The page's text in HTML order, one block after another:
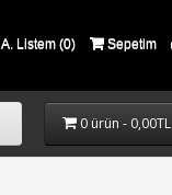
A. Listem (0) Sepetim
0 ürün - 0,00TL